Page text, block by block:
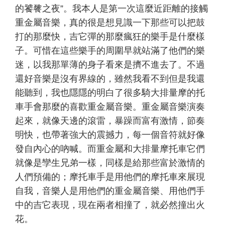
的饕餮之夜”。我本人是第一次這麼近距離的接觸
重金屬音樂，真的很是想見識一下那些可以把鼓
打的那麼快，吉它彈的那麼瘋狂的樂手是什麼樣
子。可惜在這些樂手的周圍早就站滿了他們的樂
迷，以我那單薄的身子看來是擠不進去了。不過
還好音樂是沒有界線的，雖然我看不到但是我還
能聽到，我也隱隱的明白了很多騎大排量摩的托
車手會那麼的喜歡重金屬音樂。重金屬音樂演奏
起來，就像天邊的滾雷，暴躁而富有激情，節奏
明快，也帶著強大的震撼力，每一個音符就好像
發自內心的吶喊。而重金屬和大排量摩托車它們
就像是孿生兄弟一樣，同樣是給那些富於激情的
人們預備的；摩托車手是用他們的摩托車來展現
自我，音樂人是用他們的重金屬音樂、用他們手
中的吉它表現，現在兩者相撞了，就必然撞出火
花。